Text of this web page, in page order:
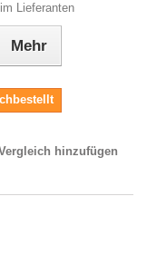
Lieferanten
Mehr
hinzufügen